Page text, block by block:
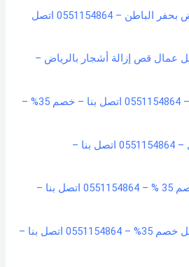
شركة مكافحة النمل الابيض بحفر الباطن – 0551154864 اتصل
عمال قص إزالة أشجار بالرياض –
شركة تنظيف كنب بحائل – 0551154864 اتصل بنا – خصم 35% –
شركة تنظيف سجاد بحائل – 0551154864 اتصل بنا –
دينا نقل عفش بحائل – خصم 35 % – 0551154864 اتصل بنا –
شركة تنظيف خزانات بحائل خصم 35% – 0551154864 اتصل بنا –